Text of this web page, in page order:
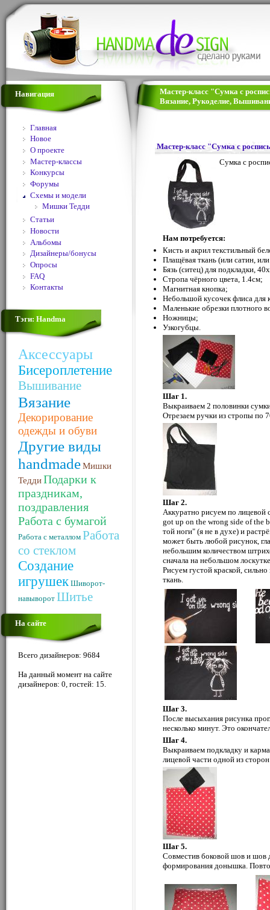
Навигация
Главная
Новое
О проекте
Мастер-классы
Конкурсы
Форумы
Схемы и модели
Мишки Тедди
Статьи
Новости
Альбомы
Дизайнеры/бонусы
Опросы
FAQ
Контакты
Тэги: Handma
Аксессуары
Бисероплетение
Вышивание
Вязание
Декорирование
одежды и обуви
Другие виды
handmadeМишки
ТеддиПодарки к
праздникам,
поздравления
Работа с бумагой
Работа с металлом Работа
со стеклом
Создание
игрушек Шиворот-
навыворот Шитье
На сайте
Всего дизайнеров: 9684
На данный момент на сайте
дизайнеров: 0, гостей: 15.
Мастер-класс "Сумка c
Вязание, Рукоделие,
Мастер-класс "Сумка c
Сумка c
Нам потребуется:
Кисть и акрил текстильный
Плащёвая ткань (или сатин,
Бязь (ситец) для подкладки,
Стропа чёрного цвета, 1.4см;
Магнитная кнопка;
Небольшой кусочек флиса для
Маленькие обрезки плотного
Ножницы;
Узкогубцы.
Шаг 1.
Выкраиваем 2 половинки
Отрезаем ручки из стропы по
Шаг 2.
Аккуратно рисуем по лицевой
got up on the wrong side of the
той ноги" (я не в духе) и
может быть любой рисунок,
небольшим количеством
сначала на небольшом
Рисуем густой краской,
ткань.
Шаг 3.
После высыхания рисунка
несколько минут. Это
Шаг 4.
Выкраиваем подкладку и
лицевой части одной из
Шаг 5.
Совместив боковой шов и шов
формирования донышка.